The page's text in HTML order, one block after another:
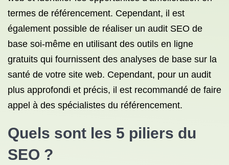
termes de référencement. Cependant, il est
également possible de réaliser un audit SEO de
base soi-même en utilisant des outils en ligne
gratuits qui fournissent des analyses de base sur la
santé de votre site web. Cependant, pour un audit
plus approfondi et précis, il est recommandé de faire
appel à des spécialistes du référencement.
Quels sont les 5 piliers du
SEO ?